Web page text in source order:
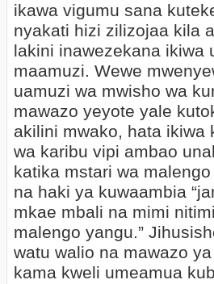
ikawa vigumu sana
nyakati hizi zilizojaa kila
lakini inawezekana ikiwa
maamuzi. Wewe
uamuzi wa mwisho wa
mawazo yeyote yale
akilini mwako, hata ikiwa
wa karibu vipi ambao
katika mstari wa
na haki ya kuwaambia
mkae mbali na mimi
malengo yangu.”
watu walio na mawazo
kama kweli umeamua